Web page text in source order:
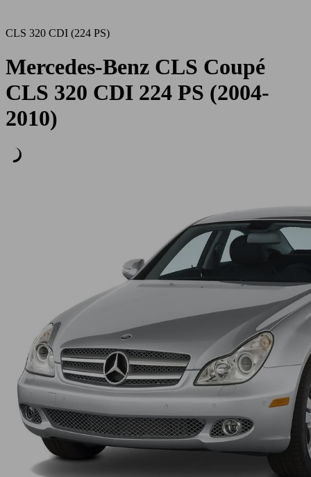
CLS 320 CDI (224 PS)
Mercedes-Benz CLS Coupé
CLS 320 CDI 224 PS (2004-
2010)